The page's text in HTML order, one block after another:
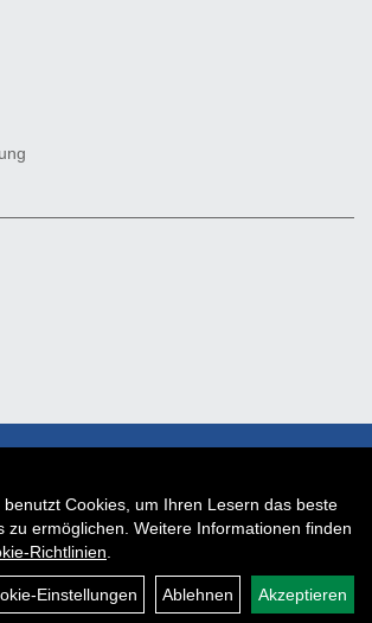
Cookies, um Ihren Lesern das beste
zu ermöglichen. Weitere Informationen finden
Richtlinien
Einstellungen Ablehnen Akzeptieren
Auftrag widerrufen